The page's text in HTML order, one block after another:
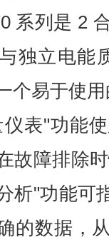
系列是 2
独立电能
个易于使
仪表"功能
故障排除
析"功能可
的数据，